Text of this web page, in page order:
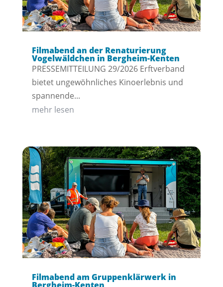
Filmabend an der Renaturierung
Vogelwäldchen in Bergheim-Kenten
PRESSEMITTEILUNG 29/2026 Erftverband
bietet ungewöhnliches Kinoerlebnis und
spannende...
mehr lesen
Filmabend am Gruppenklärwerk in